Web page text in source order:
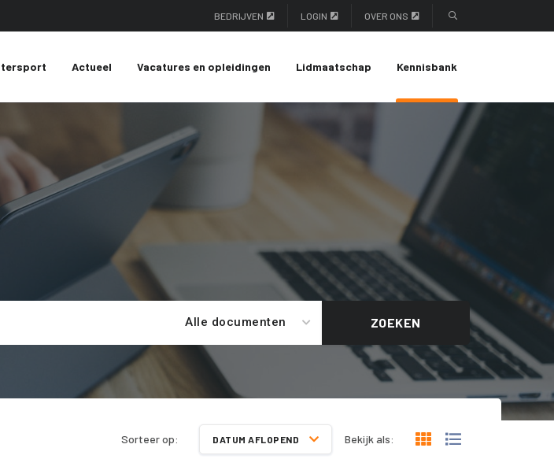
BEDRIJVEN LOGIN OVER ONS
Actueel Vacatures en opleidingen Lidmaatschap Kennisbank
Alle documenten ZOEKEN
Sorteer op: DATUM AFLOPEND Bekijk als: